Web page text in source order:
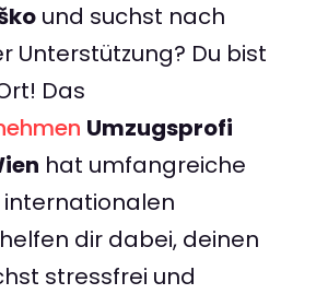
und suchst nach
Unterstützung? Du bist
Das
Umzugsprofi
hat umfangreiche
dir dabei, deinen
stressfrei und